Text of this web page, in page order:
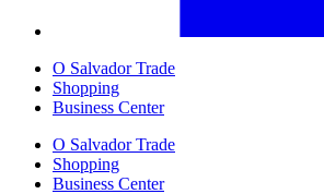
O Salvador Trade
Shopping
Business Center
O Salvador Trade
Shopping
Business Center